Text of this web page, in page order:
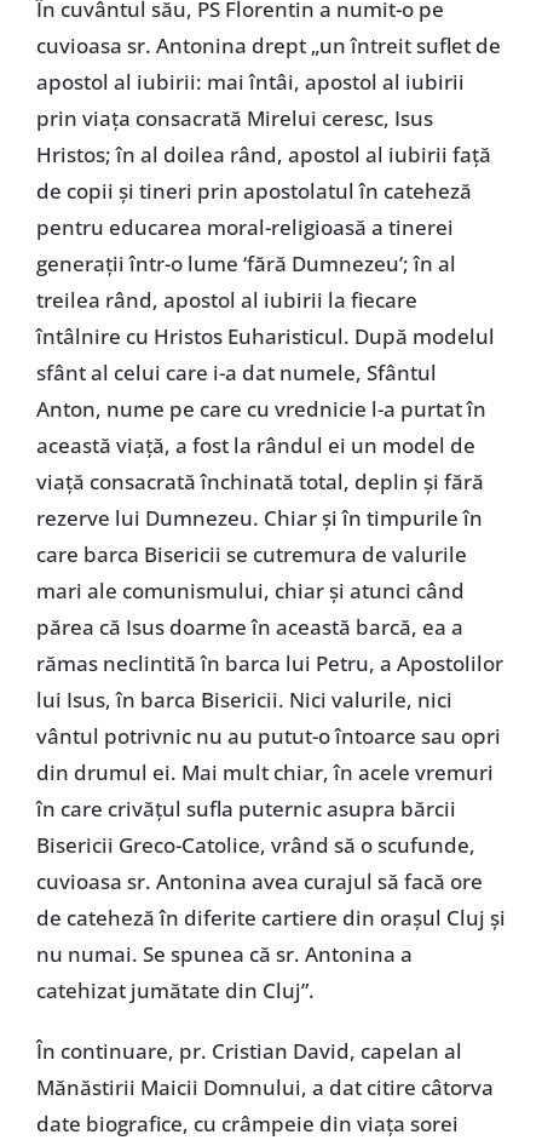
În cuvântul său, PS Florentin a numit-o pe
cuvioasa sr. Antonina drept „un întreit suflet de
apostol al iubirii: mai întâi, apostol al iubirii
prin viaţa consacrată Mirelui ceresc, Isus
Hristos; în al doilea rând, apostol al iubirii faţă
de copii şi tineri prin apostolatul în cateheză
pentru educarea moral-religioasă a tinerei
generaţii într-o lume ‘fără Dumnezeu’; în al
treilea rând, apostol al iubirii la fiecare
întâlnire cu Hristos Euharisticul. După modelul
sfânt al celui care i-a dat numele, Sfântul
Anton, nume pe care cu vrednicie l-a purtat în
această viaţă, a fost la rândul ei un model de
viaţă consacrată închinată total, deplin şi fără
rezerve lui Dumnezeu. Chiar şi în timpurile în
care barca Bisericii se cutremura de valurile
mari ale comunismului, chiar şi atunci când
părea că Isus doarme în această barcă, ea a
rămas neclintită în barca lui Petru, a Apostolilor
lui Isus, în barca Bisericii. Nici valurile, nici
vântul potrivnic nu au putut-o întoarce sau opri
din drumul ei. Mai mult chiar, în acele vremuri
în care crivăţul sufla puternic asupra bărcii
Bisericii Greco-Catolice, vrând să o scufunde,
cuvioasa sr. Antonina avea curajul să facă ore
de cateheză în diferite cartiere din oraşul Cluj şi
nu numai. Se spunea că sr. Antonina a
catehizat jumătate din Cluj”.
În continuare, pr. Cristian David, capelan al
Mănăstirii Maicii Domnului, a dat citire câtorva
date biografice, cu crâmpeie din viaţa sorei